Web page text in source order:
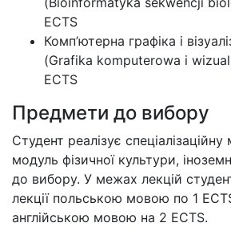
ECTS
Комп’ютерна графіка і
(Grafika komputerowa i
ECTS
Предмети до вибору
Студент реалізує
модуль фізичної культури,
до вибору. У межах лекцій
лекції польською мовою по 1
англійською мовою на 2 ECTS.